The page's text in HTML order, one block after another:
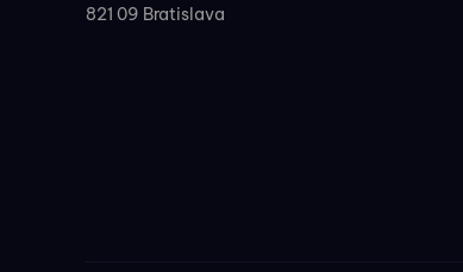
821 09 Bratislava